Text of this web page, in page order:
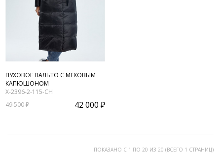
ПУХОВОЕ ПАЛЬТО С МЕХОВЫМ
КАПЮШОНОМ
X-2396-2-115-CH
49 500 ₽
42 000 ₽
ПОКАЗАНО С 1 ПО 20 ИЗ 20 (ВСЕГО 1 СТРАНИЦ)